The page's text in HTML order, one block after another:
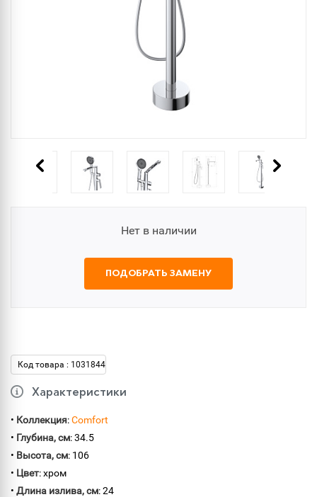
Нет в наличии
ПОДОБРАТЬ ЗАМЕНУ
Код товара : 1031844
Характеристики
• Коллекция:Comfort
• Глубина, см: 34.5
• Высота, см: 106
• Цвет: хром
• Длина излива, см: 24